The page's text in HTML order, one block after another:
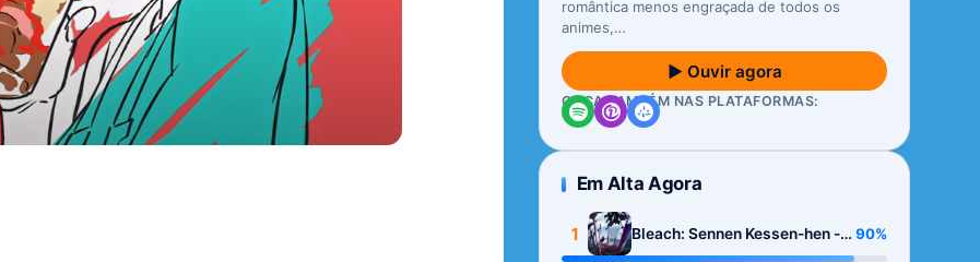
romântica menos engraçada de todos os
animes,…
▶ Ouvir agora
OUÇA TAMBÉM NAS PLATAFORMAS:
Em Alta Agora
1
Bleach: Sennen Kessen-hen -
Kashin-tan
90%